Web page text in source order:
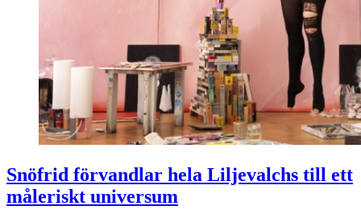
Snöfrid förvandlar hela Liljevalchs till ett
måleriskt universum